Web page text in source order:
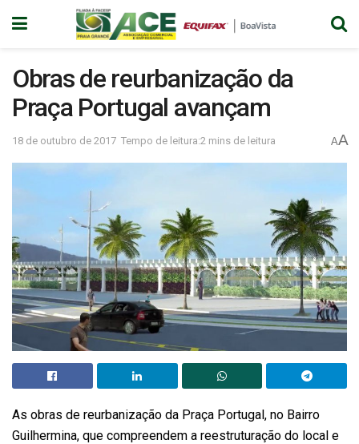
Obras de reurbanização da
Praça Portugal avançam
18 de outubro de 2017 Tempo de leitura:2 mins de leitura AA
As obras de reurbanização da Praça Portugal, no Bairro
Guilhermina, que compreendem a reestruturação do local e